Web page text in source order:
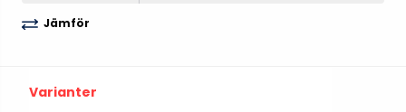
Jämför
Varianter